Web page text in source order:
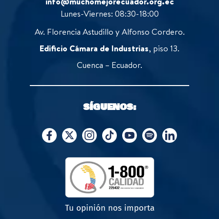
Lunes-Viernes: 08:30-18:00
Av. Florencia Astudillo y Alfonso Cordero.
Edificio Cámara de Industrias, piso 13.
Cuenca – Ecuador.
SÍGUENOS:
Tu opinión nos importa